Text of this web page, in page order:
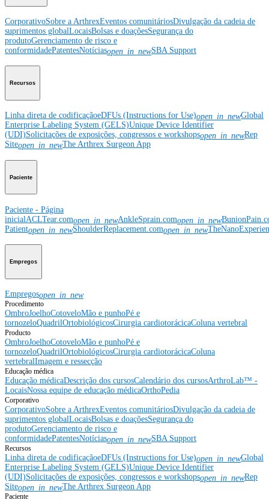
CorporativoSobre a ArthrexEventos comunitáriosDivulgação da cadeia de
suprimentos globalLocaisBolsas e doaçõesSegurança do
produtoGerenciamento de risco e
conformidadePatentesNotíciasopen_in_newSBA Support
Recursos
Linha direta de codificaçãoeDFUs (Instructions for Use)open_in_newGlobal
Enterprise Labeling System (GELS)Unique Device Identifier
(UDI)Solicitações de exposições, congressos e workshopsopen_in_newRep
Siteopen_in_newThe Arthrex Surgeon App
Paciente
Paciente - Página
inicial ACLTear.comopen_in_newAnkleSprain.comopen_in_new
Patientopen_in_newShoulderReplacement.comopen_in_new
Empregos
Empregosopen_in_new
Procedimento
OmbroJoelhoCotoveloMão e punhoPé e
tornozeloQuadrilOrtobiológicosCirurgia cardiotorácicaColuna vertebral
Producto
OmbroJoelhoCotoveloMão e punhoPé e
tornozeloQuadrilOrtobiológicosCirurgia cardiotorácicaColuna
vertebralImagem e ressecção
Educação médica
Educação médicaDescrição dos cursosCalendário dos cursosArthroLab™ -
LocaisNossa equipe de educação médicaOrthoPedia
Corporativo
CorporativoSobre a ArthrexEventos comunitáriosDivulgação da cadeia de
suprimentos globalLocaisBolsas e doaçõesSegurança do
produtoGerenciamento de risco e
conformidadePatentesNotíciasopen_in_newSBA Support
Recursos
Linha direta de codificaçãoeDFUs (Instructions for Use)open_in_newGlobal
Enterprise Labeling System (GELS)Unique Device Identifier
(UDI)Solicitações de exposições, congressos e workshopsopen_in_newRep
Siteopen_in_newThe Arthrex Surgeon App
Paciente